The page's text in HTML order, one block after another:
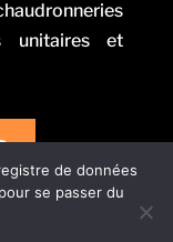
unitaires et
de données
se passer du